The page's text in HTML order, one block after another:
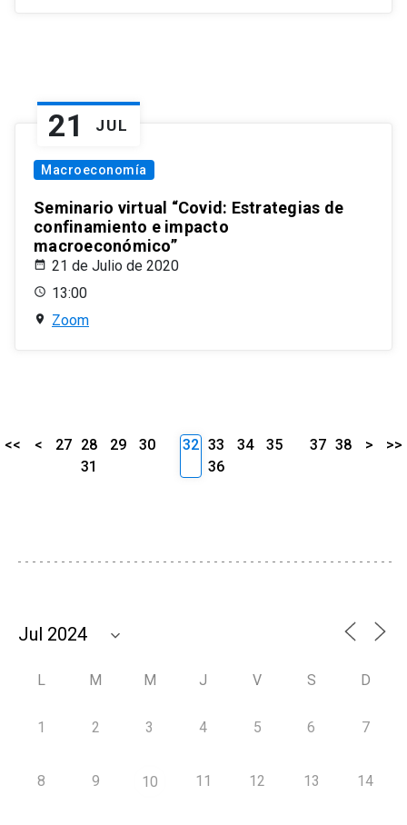
21 JUL
Macroeconomía
Seminario virtual “Covid: Estrategias de
confinamiento e impacto
macroeconómico”
21 de Julio de 2020
13:00
Zoom
<< < 27 28 29
30
31
32 33 34
35
36
37 38 > >>
L M M J V S D
1 2 3 4 5 6 7
8 9 10 11 12 13 14